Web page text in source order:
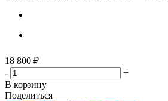
18 800 ₽
-
+
В корзину
Поделиться